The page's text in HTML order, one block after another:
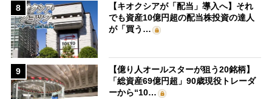
8
【キオクシアが「配当」導入へ】それ
でも資産10億円超の配当株投資の達人
が「買う…
9
【億り人オールスターが狙う20銘柄】
「総資産69億円超」90歳現役トレーダ
ーから“10…